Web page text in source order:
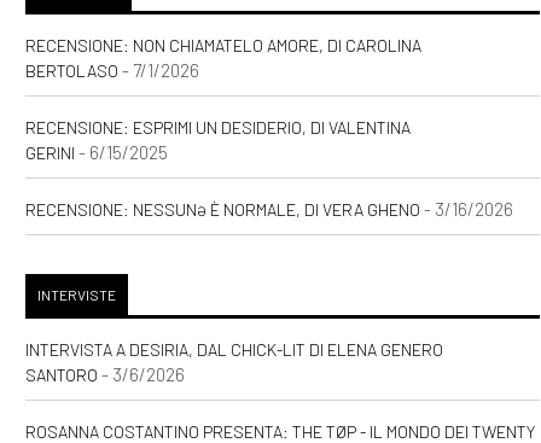
RECENSIONE: NON CHIAMATELO AMORE, DI CAROLINA
BERTOLASO - 7/1/2026
RECENSIONE: ESPRIMI UN DESIDERIO, DI VALENTINA
GERINI - 6/15/2025
RECENSIONE: NESSUNƏ È NORMALE, DI VERA GHENO - 3/16/2026
INTERVISTE
INTERVISTA A DESIRIA, DAL CHICK-LIT DI ELENA GENERO
SANTORO - 3/6/2026
ROSANNA COSTANTINO PRESENTA: THE TØP - IL MONDO DEI TWENTY